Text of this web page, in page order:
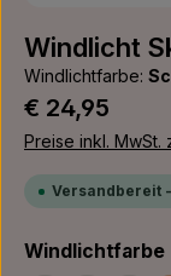
Windlicht
Windlichtfarbe:
Regulärer Preis:
€ 24,95
Preise inkl. MwSt.
Versandbereit
Windlichtfarbe